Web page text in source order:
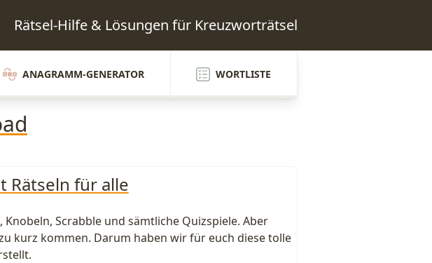
Rätsel-Hilfe & Lösungen für Kreuzworträtsel
ANAGRAMM-GENERATOR WORTLISTE
Rätseln für alle
Scrabble und sämtliche Quizspiele. Aber
kurz kommen. Darum haben wir für euch diese tolle